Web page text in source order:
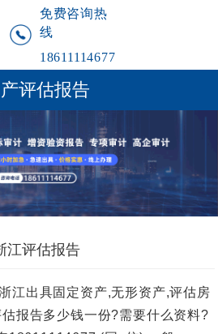
免费咨询热
线
18611114677
评估报告
江评估报告
江出具固定资产,无形资产,评估房
报告多少钱一份?需要什么资料?